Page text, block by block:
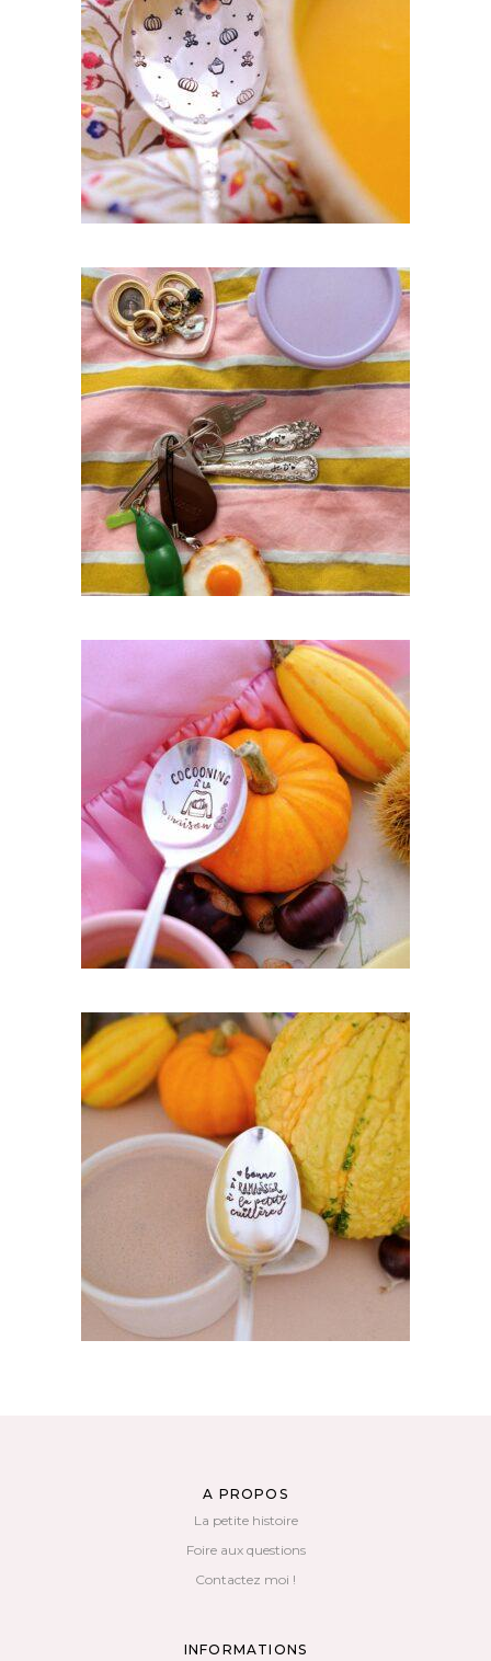
CUILLÈRE GRAVÉE VINTAGE : AUTOMNE
DANS LA CUILLÈRE ♡
35,00
AJOUTER AU PANIER
PORTE CLÉ RÉCUPÉRATION MANCHE DE
CUILLÈRE JE T’AIME
25,00
€
AJOUTER AU PANIER
CUILLÈRE GRAVÉE VINTAGE : COCOONING
À LA MAISON
35,00€
AJOUTER AU PANIER
CUILLÈRE GRAVÉE VINTAGE : BONNE À
RAMASSER À LA PETITE CUILLÈRE
35,00
AJOUTER AU PANIER
A PROPOS
La petite histoire
Foire aux questions
Contactez moi !
INFORMATIONS